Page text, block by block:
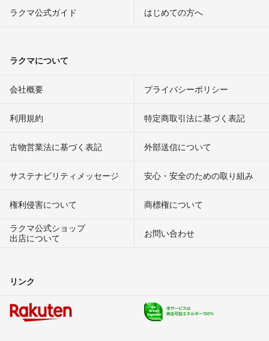
ラクマ公式ガイド はじめての方へ
ラクマについて
会社概要 プライバシーポリシー
利用規約 特定商取引法に基づく表記
古物営業法に基づく表記 外部送信について
サステナビリティメッセージ 安心・安全のための取り組み
権利侵害について
商標権について
ラクマ公式ショップ
出店について
お問い合わせ
リンク